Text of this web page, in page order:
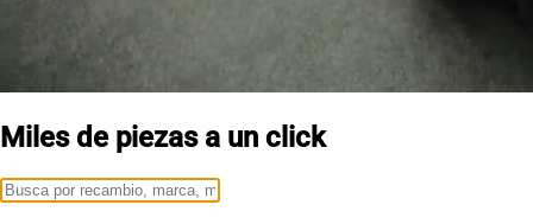
Miles de piezas a un click